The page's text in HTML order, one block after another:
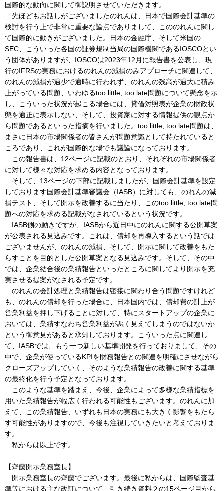
国際的な動向に関して御説明させていただきます。
先ほどもお話しがございましたのれんは、日本で国際会計基準の
検討を行う上で非常に重要な論点でありまして、こののれんに関し
て国際的に動きがございました。日本の金融庁、そして米国の
SEC、こういった各国の証券規制当局の国際機関であるIOSCOとい
う団体がありますが、IOSCOは2023年12月に報告書を公表し、現
行のIFRSの実務におけるのれんの減損のみアプローチに関連して、
のれんの減損が過少で適時に行われず、のれんの残高が過大に積み
上がっている問題、いわゆるtoo little, too late問題について懸念を示
し、こういった状況が起こる場合には、貸借対照表が企業の財政状
態を適正に表示しない、そして、投資家に対する情報提供の観点か
ら問題であるといった指摘を行いました。too little, too late問題は、
まさに日本の市場関係者の皆さんが問題意識として持たれていると
ころであり、これが国際的な場でも議論になっております。
この報告書は、12ページに記載のとおり、それぞれの市場関係者
に対して様々な対応を求める内容となっております。
そして、13ページの下部に記載しましたが、国際会計基準を設定
しております国際会計基準審議会（IASB）に対しても、のれんの減
損テスト、そして開示を改善するに当たり、このtoo little, too late問
題への対応を求める記載がなされているという状況です。
IASB側の動きですが、IASBから近日中にのれんに関する公開草案
が公表される見込みです。これは、償却を再導入するという話では
ございませんが、のれんの減損、そして、開示に関して改善をもた
らすことを目的とした公開草案となる見込みです。そして、その中
では、企業結合後の業績報告といったところに関してより開示を充
実させる提案がなされる予定です。
のれんの会計処理と業績報告は密接に関わり合う問題ですけれど
も、のれんの償却を行った場合に、日本国内では、償却費の計上が
営業利益を押し下げることに対して、特にスタートアップの企業に
おいては、業績すなわち営業利益が悪く見えてしまうのではないか
という御意見があると承知しております。こういった点に関連し
て、IASBでは、もう一つ新しい基準開発を行っておりまして、その
中で、企業が使っているKPIを財務報告との関連を明確にさせながら
クローズアップしていく、そのような業績報告の改善に関する基準
の最終化を行う予定となっております。
このような基準を踏まえ、今後、企業によって多様な業績指標を
用いた業績報告が幅広く行われる可能性もございます。のれんに加
えて、この業績報告、いずれも日本の実務にも大きく影響をもたら
す可能性がありますので、今後も注視していきたいと考えておりま
す。
私からは以上です。
【齊藤開示業務室長】
開示業務室長の齊藤でございます。最後に私からは、国際監査基
準等における主な改訂について、引き続き資料２の15ページ目から